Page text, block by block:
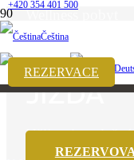
+420 354 401 500
Čeština
English
REZERVACE
Wellness pobyt
JÍZDA
Užijte si